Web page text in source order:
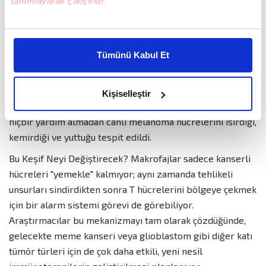
Bu çerezlere izin vermeniz halinde sizlere özel
daha iyi reklam deneyimi yaşatabiliriz. Bunu yaparken
amacımızın size daha iyi bir reklam deneyimi sunmak
elimizden gelen çabayı gösterdiğimizi ve bu noktada,
kalemimiz olduğunu sizlere hatırlatmak isteriz.
Her halükârda, kullanıcılar, bu çerezlere izin vermedikleri
takdirde, kullanıcılara hedefli reklamlar
gösterilmeyecektir."
Sizlere daha iyi bir hizmet sunabilmek için İnternet
Sitemizde kendimize ve üçüncü kişilere ait çerezler
kullanılmaktadır. Bu çerezler vasıtasıyla çeşitli kişisel
verileriniz işlenmekte olup gerekli olan çerezler bilgi
Tümünü Kabul Et
Kişiselleştir
askerleri olan T hücrelerinin saldırısını engelleyen
kullanarak, bağışıklık sisteminin biyolojik çöpçüleri olarak
bilinen makrofajların şaşırtıcı davranışlarını gözlemledi.
Bugüne dek sadece ölü hücre kalıntılarını temizlediği
hiçbir yardım almadan canlı melanoma hücrelerini ısırdığı,
kemirdiği ve yuttuğu tespit edildi.
Bu Keşif Neyi Değiştirecek? Makrofajlar sadece kanserli
hücreleri "yemekle" kalmıyor; aynı zamanda tehlikeli
unsurları sindirdikten sonra T hücrelerini bölgeye çekmek
için bir alarm sistemi görevi de görebiliyor.
Araştırmacılar bu mekanizmayı tam olarak çözdüğünde,
gelecekte meme kanseri veya glioblastom gibi diğer katı
tümör türleri için de çok daha etkili, yeni nesil